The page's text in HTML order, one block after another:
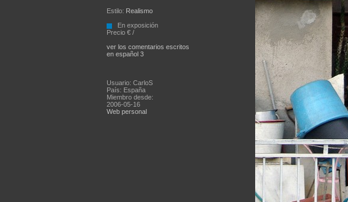
Estilo: Realismo
En exposición
Precio € /
ver los comentarios escritos
en español 3
Usuario: CarloS
País: España
Miembro desde:
2006-05-16
Web personal